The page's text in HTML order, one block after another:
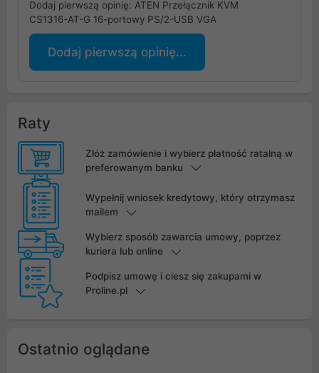
Dodaj pierwszą opinię: ATEN Przełącznik KVM
CS1316-AT-G 16-portowy PS/2-USB VGA
Dodaj pierwszą opinię...
Raty
Złóż zamówienie i wybierz płatność ratalną w
preferowanym banku
Wypełnij wniosek kredytowy, który otrzymasz
mailem
Wybierz sposób zawarcia umowy, poprzez
kuriera lub online
Podpisz umowę i ciesz się zakupami w
Proline.pl
Ostatnio oglądane